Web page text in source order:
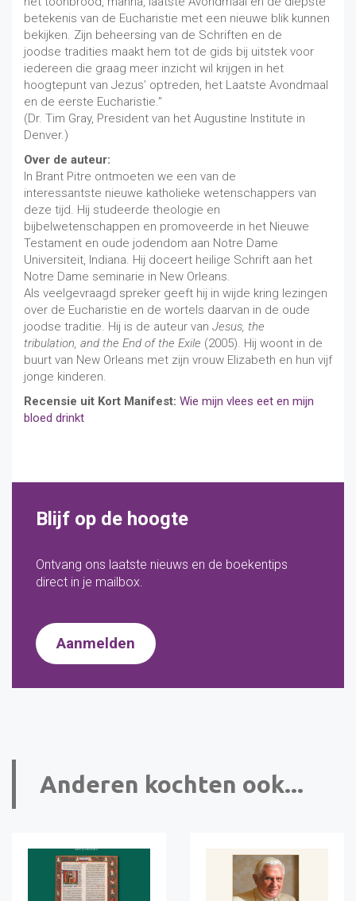
betekenis van de Eucharistie met een nieuwe blik kunnen
bekijken. Zijn beheersing van de Schriften en de
joodse tradities maakt hem tot de gids bij uitstek voor
iedereen die graag meer inzicht wil krijgen in het
hoogtepunt van Jezus’ optreden, het Laatste Avondmaal
en de eerste Eucharistie."
(Dr. Tim Gray, President van het Augustine Institute in
Denver.)
Over de auteur:
In Brant Pitre ontmoeten we een van de
interessantste nieuwe katholieke wetenschappers van
deze tijd. Hij studeerde theologie en
bijbelwetenschappen en promoveerde in het Nieuwe
Testament en oude jodendom aan Notre Dame
Universiteit, Indiana. Hij doceert heilige Schrift aan het
Notre Dame seminarie in New Orleans.
Als veelgevraagd spreker geeft hij in wijde kring lezingen
over de Eucharistie en de wortels daarvan in de oude
joodse traditie. Hij is de auteur van Jesus, the
tribulation, and the End of the Exile (2005). Hij woont in de
buurt van New Orleans met zijn vrouw Elizabeth en hun vijf
jonge kinderen.
Recensie uit Kort Manifest: Wie mijn vlees eet en mijn
bloed drinkt
Blijf op de hoogte
Ontvang ons laatste nieuws en de boekentips
direct in je mailbox.
Aanmelden
Anderen kochten ook...